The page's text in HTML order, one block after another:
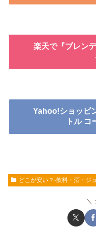
楽天で『ブレン
Yahoo!ショッピ
トル
どこが安い？-飲料・酒・ジ